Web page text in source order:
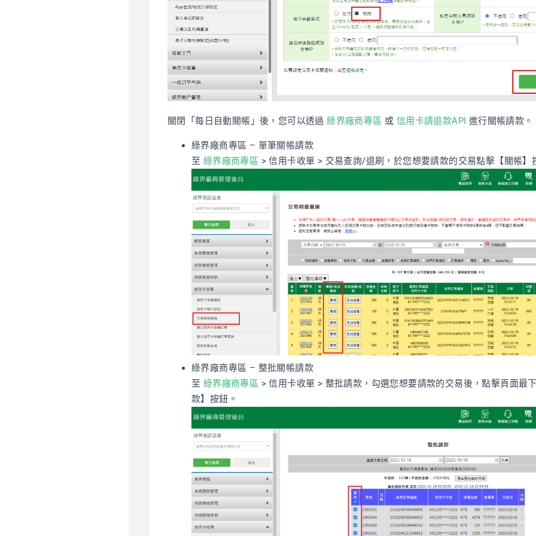
關閉「每日自動關帳」後，您可以透過綠界廠商專區 或 信用卡請退款API 進行關帳請款。
綠界廠商專區 – 單筆關帳請款
至 綠界廠商專區 > 信用卡收單 > 交易查詢/退刷，於您想要請款的交易點擊【關帳】
綠界廠商專區 – 整批關帳請款
至 綠界廠商專區 > 信用卡收單 > 整批請款，勾選您想要請款的交易後，點擊頁面最
款】按鈕。